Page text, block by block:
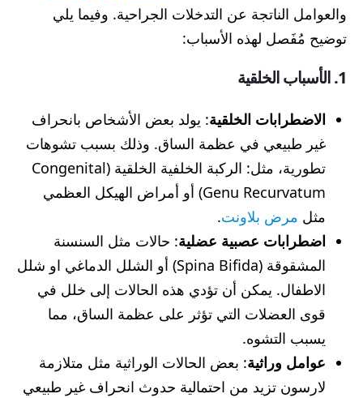
والعوامل الناتجة عن التدخلات الجراحية. وفيما يلي
توضيح مُفَصل لهذه الأسباب:
1. الأسباب الخلقية
الاضطرابات الخلقية: يولد بعض الأشخاص بانحراف
غير طبيعي في عظمة الساق. وذلك بسبب تشوهات
تطورية، مثل: الركبة الخلفية الخلقية (Congenital
Genu Recurvatum) أو أمراض الهيكل العظمي
مثل مرض بلاونت.
اضطرابات عصبية عضلية: حالات مثل السنسنة
المشقوقة (Spina Bifida) أو الشلل الدماغي او شلل
الاطفال. يمكن أن تؤدي هذه الحالات إلى خلل في
قوى العضلات التي تؤثر على عظمة الساق، مما
يسبب التشوه.
عوامل وراثية: بعض الحالات الوراثية مثل متلازمة
لارسون تزيد من احتمالية حدوث انحراف غير طبيعي